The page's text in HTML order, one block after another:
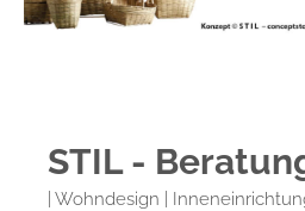
STIL -
| Wohndesign |